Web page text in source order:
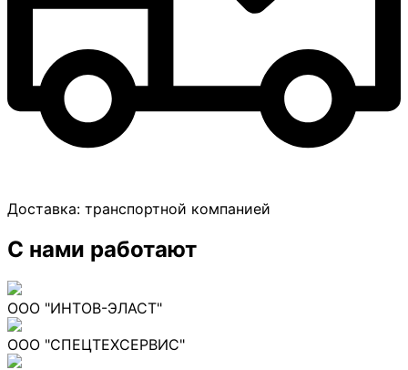
Доставка: транспортной компанией
С нами работают
ООО "ИНТОВ-ЭЛАСТ"
ООО "СПЕЦТЕХСЕРВИС"